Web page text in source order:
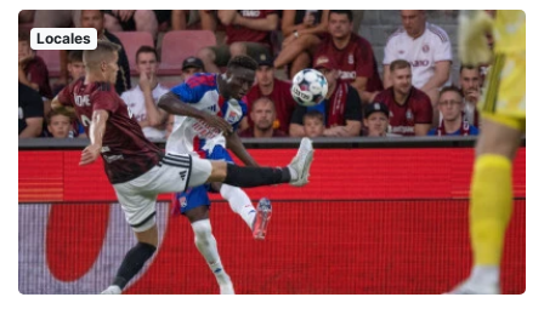
Locales